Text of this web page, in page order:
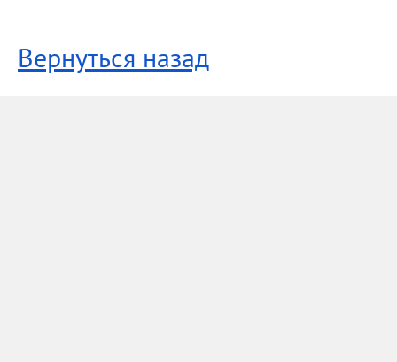
Вернуться назад